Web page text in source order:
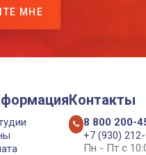
МНЕ
Контакты
8 800 200-
+7 (930)
Пн - Пт с